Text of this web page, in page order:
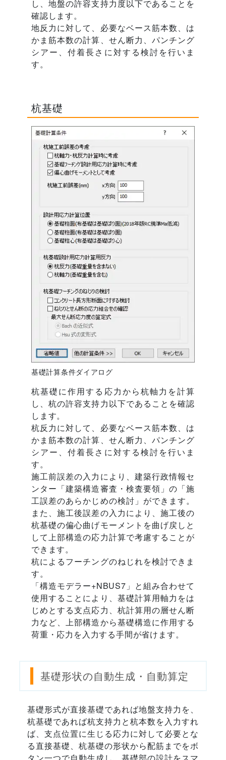
し、地盤の許容支持力度以下であることを
確認します。
地反力に対して、必要なベース筋本数、は
かま筋本数の計算、せん断力、パンチング
シアー、付着長さに対する検討を行いま
す。
杭基礎
基礎計算条件ダイアログ
杭基礎に作用する応力から杭軸力を計算
し、杭の許容支持力以下であることを確認
します。
杭反力に対して、必要なベース筋本数、は
かま筋本数の計算、せん断力、パンチング
シアー、付着長さに対する検討を行いま
す。
施工前誤差の入力により、建築行政情報セ
ンター「建築構造審査・検査要領」の「施
工誤差のあらかじめの検討」ができます。
また、施工後誤差の入力により、施工後の
杭基礎の偏心曲げモーメントを曲げ戻しと
して上部構造の応力計算で考慮することが
できます。
杭によるフーチングのねじれを検討できま
す。
「構造モデラー+NBUS7」と組み合わせて
使用することにより、基礎計算用軸力をは
じめとする支点応力、杭計算用の層せん断
力など、上部構造から基礎構造に作用する
荷重・応力を入力する手間が省けます。
基礎形状の自動生成・自動算定
基礎形式が直接基礎であれば地盤支持力を、
杭基礎であれば杭支持力と杭本数を入力すれ
ば、支点位置に生じる応力に対して必要とな
る直接基礎、杭基礎の形状から配筋までをボ